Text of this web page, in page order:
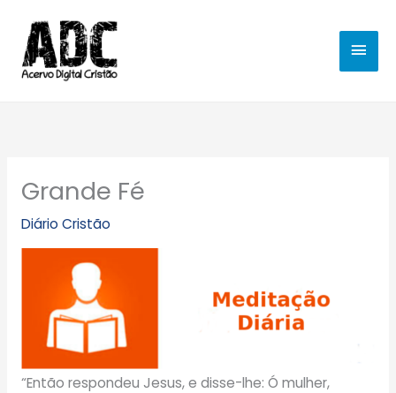
para
conteúdo
Grande Fé
Diário Cristão
“Então respondeu Jesus, e disse-lhe: Ó mulher,